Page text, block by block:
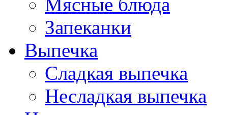
Мясные блюда
Запеканки
Выпечка
Сладкая выпечка
Несладкая выпечка